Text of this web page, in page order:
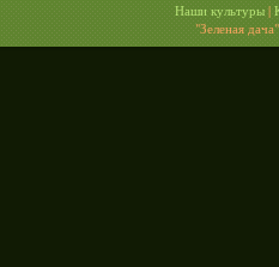
Наши культуры |
"Зеленая